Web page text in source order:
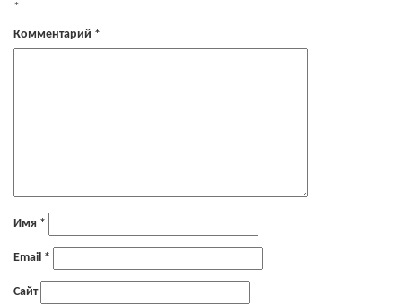
*
Комментарий *
Имя *
Email *
Сайт